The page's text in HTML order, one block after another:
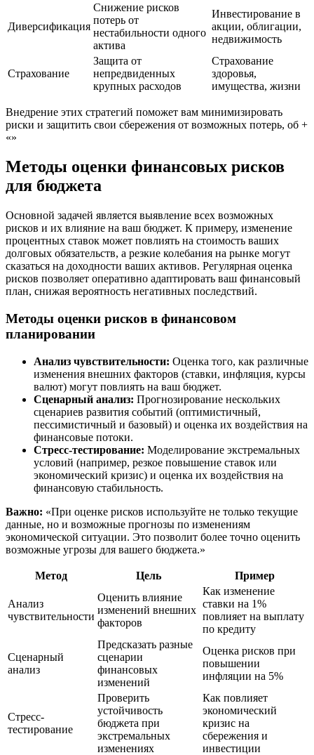
Диверсификация
Снижение рисков
потерь от
нестабильности одного
актива
Инвестирование в
акции, облигации,
недвижимость
Страхование
Защита от
непредвиденных
крупных расходов
Страхование
здоровья,
имущества, жизни
Внедрение этих стратегий поможет вам минимизировать
риски и защитить свои сбережения от возможных потерь, об +
«»
Методы оценки финансовых рисков
для бюджета
Основной задачей является выявление всех возможных
рисков и их влияние на ваш бюджет. К примеру, изменение
процентных ставок может повлиять на стоимость ваших
долговых обязательств, а резкие колебания на рынке могут
сказаться на доходности ваших активов. Регулярная оценка
рисков позволяет оперативно адаптировать ваш финансовый
план, снижая вероятность негативных последствий.
Методы оценки рисков в финансовом
планировании
Анализ чувствительности: Оценка того, как различные
изменения внешних факторов (ставки, инфляция, курсы
валют) могут повлиять на ваш бюджет.
Сценарный анализ: Прогнозирование нескольких
сценариев развития событий (оптимистичный,
пессимистичный и базовый) и оценка их воздействия на
финансовые потоки.
Стресс-тестирование: Моделирование экстремальных
условий (например, резкое повышение ставок или
экономический кризис) и оценка их воздействия на
финансовую стабильность.
Важно: «При оценке рисков используйте не только текущие
данные, но и возможные прогнозы по изменениям
экономической ситуации. Это позволит более точно оценить
возможные угрозы для вашего бюджета.»
Метод Цель Пример
Анализ
чувствительности
Оценить влияние
изменений внешних
факторов
Как изменение
ставки на 1%
повлияет на выплату
по кредиту
Сценарный
анализ
Предсказать разные
сценарии
финансовых
изменений
Оценка рисков при
повышении
инфляции на 5%
Стресс-
тестирование
Проверить
устойчивость
бюджета при
экстремальных
изменениях
Как повлияет
экономический
кризис на
сбережения и
инвестиции